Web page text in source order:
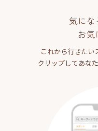
気にな
お
これから行きたい
クリップしてあな